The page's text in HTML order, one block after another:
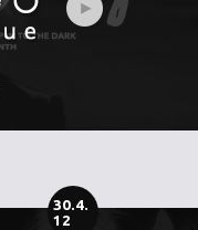
30.4.
12